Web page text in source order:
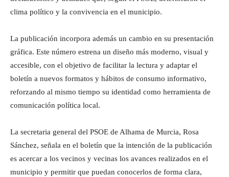
clima político y la convivencia en el municipio.
La publicación incorpora además un cambio en su presentación
gráfica. Este número estrena un diseño más moderno, visual y
accesible, con el objetivo de facilitar la lectura y adaptar el
boletín a nuevos formatos y hábitos de consumo informativo,
reforzando al mismo tiempo su identidad como herramienta de
comunicación política local.
La secretaria general del PSOE de Alhama de Murcia, Rosa
Sánchez, señala en el boletín que la intención de la publicación
es acercar a los vecinos y vecinas los avances realizados en el
municipio y permitir que puedan conocerlos de forma clara,